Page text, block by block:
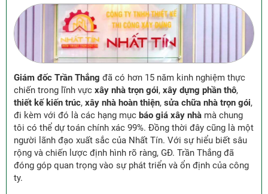
Giám đốc Trần Thắng đã có hơn 15 năm kinh nghiệm thực
chiến trong lĩnh vực xây nhà trọn gói, xây dựng phần thô,
thiết kế kiến trúc, xây nhà hoàn thiện, sửa chữa nhà trọn gói,
đi kèm với đó là các hạng mục báo giá xây nhà mà chung
tôi có thể dự toán chính xác 99%. Đồng thời đây cũng là một
người lãnh đạo xuất sắc của Nhất Tín. Với sự hiểu biết sâu
rộng và chiến lược định hình rõ ràng, GĐ. Trần Thắng đã
đóng góp quan trọng vào sự phát triển và ổn định của công
ty.